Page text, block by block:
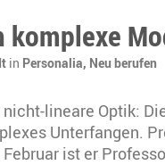
komplexe
in Personalia, Neu berufen
lineare Optik:
Unterfangen.
ist er